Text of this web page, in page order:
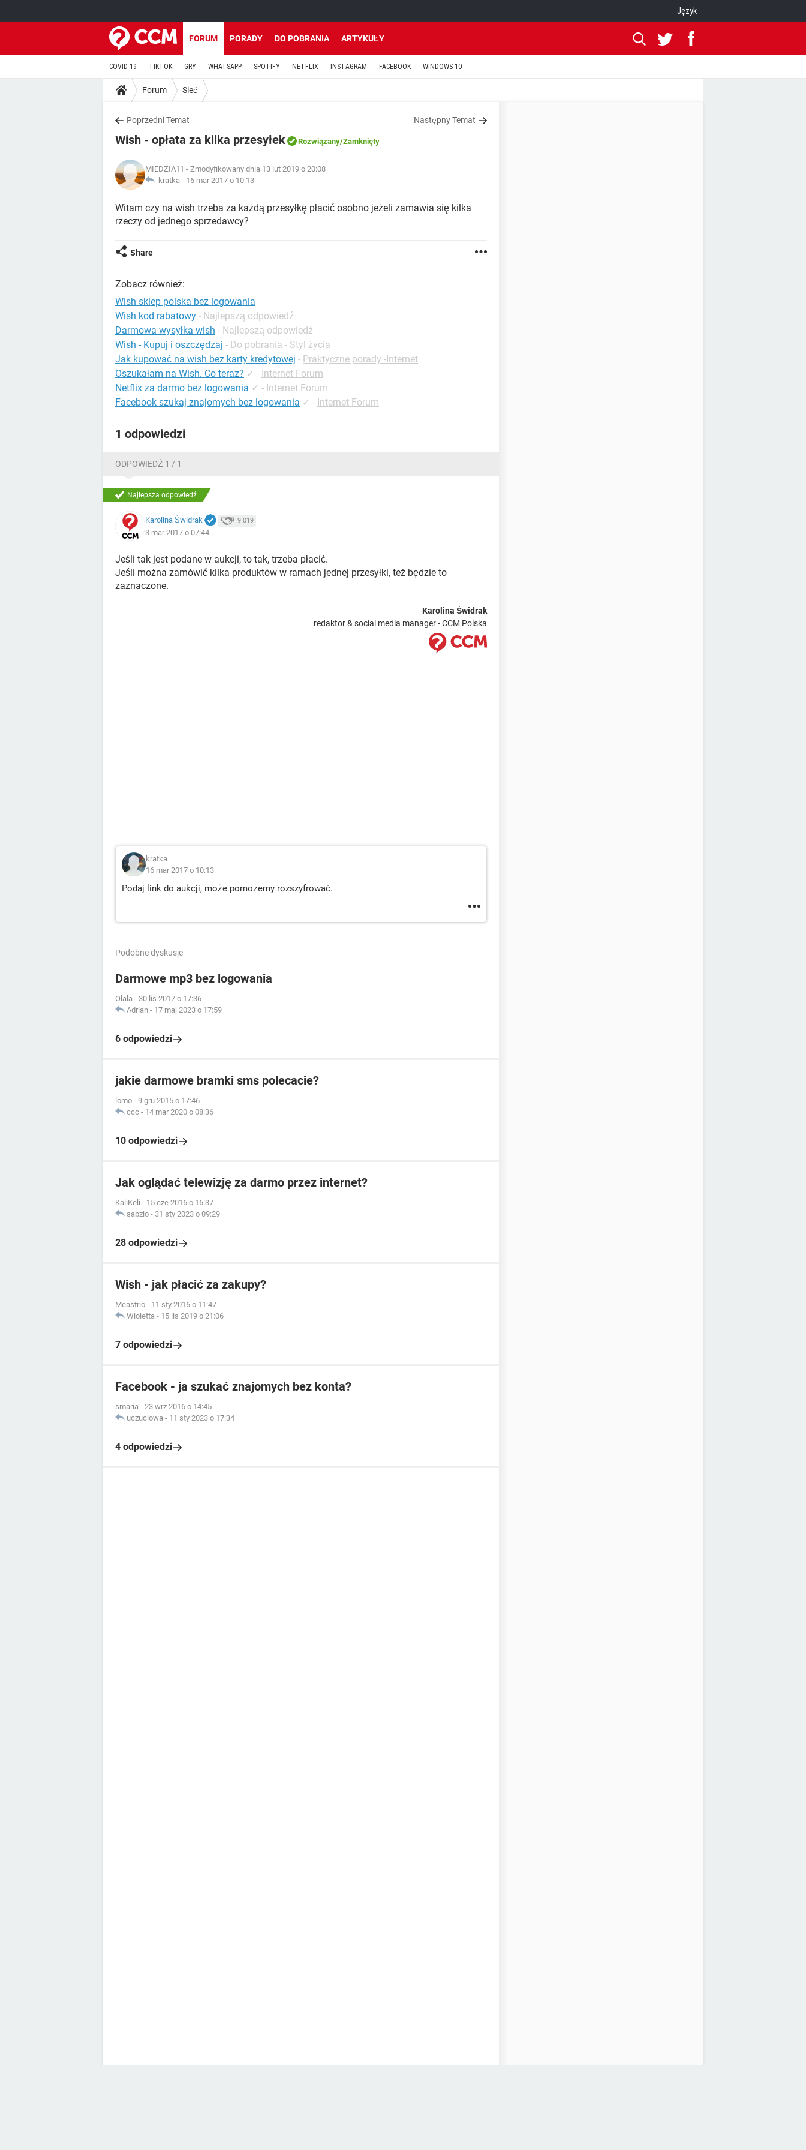
Język
FORUM PORADY DO POBRANIA ARTYKUŁY
COVID-19 TIKTOK GRY WHATSAPP SPOTIFY NETFLIX INSTAGRAM FACEBOOK WINDOWS 10
Forum Sieć
Poprzedni Temat Następny Temat
Wish - opłata za kilka przesyłek Rozwiązany/Zamknięty
MIEDZIA11 - Zmodyfikowany dnia 13 lut 2019 o 20:08
kratka - 16 mar 2017 o 10:13
Witam czy na wish trzeba za każdą przesyłkę płacić osobno jeżeli zamawia się kilka
rzeczy od jednego sprzedawcy?
Share
Zobacz również:
Wish sklep polska bez logowania
Wish kod rabatowy - Najlepszą odpowiedź
Darmowa wysyłka wish - Najlepszą odpowiedź
Wish - Kupuj i oszczędzaj - Do pobrania - Styl życia
Jak kupować na wish bez karty kredytowej - Praktyczne porady -Internet
Oszukałam na Wish. Co teraz? ✓ - Internet Forum
Netflix za darmo bez logowania ✓ - Internet Forum
Facebook szukaj znajomych bez logowania ✓ - Internet Forum
1 odpowiedzi
ODPOWIEDŹ 1 / 1
Najlepsza odpowiedź
Karolina Świdrak 9 019
3 mar 2017 o 07:44
Jeśli tak jest podane w aukcji, to tak, trzeba płacić.
Jeśli można zamówić kilka produktów w ramach jednej przesyłki, też będzie to
zaznaczone.
Karolina Świdrak
redaktor & social media manager - CCM Polska
kratka
16 mar 2017 o 10:13
Podaj link do aukcji, może pomożemy rozszyfrować.
Podobne dyskusje
Darmowe mp3 bez logowania
Olala - 30 lis 2017 o 17:36
Adrian - 17 maj 2023 o 17:59
6 odpowiedzi
jakie darmowe bramki sms polecacie?
lomo - 9 gru 2015 o 17:46
ccc - 14 mar 2020 o 08:36
10 odpowiedzi
Jak oglądać telewizję za darmo przez internet?
KaliKeli - 15 cze 2016 o 16:37
sabzio - 31 sty 2023 o 09:29
28 odpowiedzi
Wish - jak płacić za zakupy?
Meastrio - 11 sty 2016 o 11:47
Wioletta - 15 lis 2019 o 21:06
7 odpowiedzi
Facebook - ja szukać znajomych bez konta?
smaria - 23 wrz 2016 o 14:45
uczuciowa - 11 sty 2023 o 17:34
4 odpowiedzi